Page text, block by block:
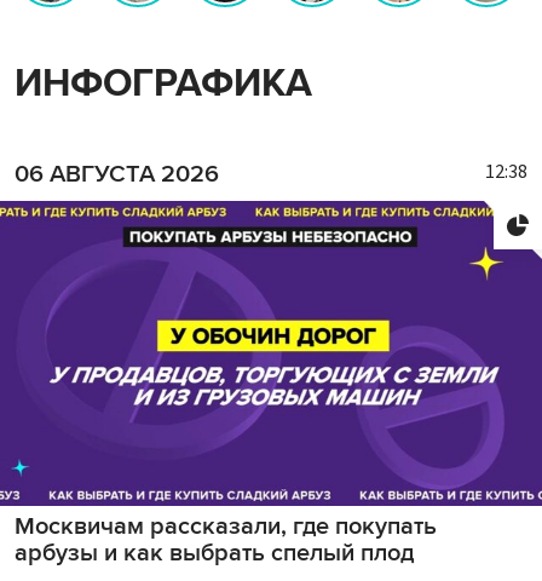
ИНФОГРАФИКА
06 АВГУСТА 2026
Москвичам рассказали, где покупать
арбузы и как выбрать спелый плод
12:38